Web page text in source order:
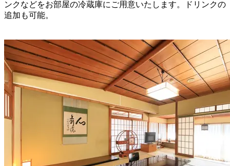
ンクなどをお部屋の冷蔵庫にご用意いたします。ドリンクの
追加も可能。